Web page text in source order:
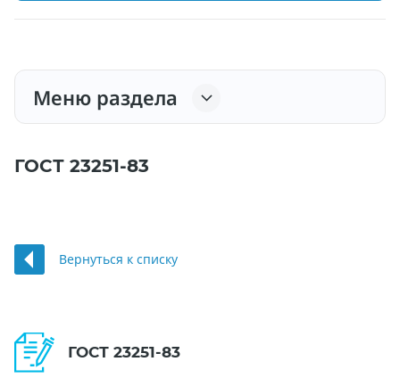
Меню раздела
ГОСТ 23251-83
Вернуться к списку
ГОСТ 23251-83